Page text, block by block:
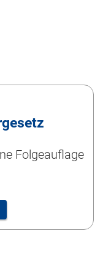
Folgeauflage